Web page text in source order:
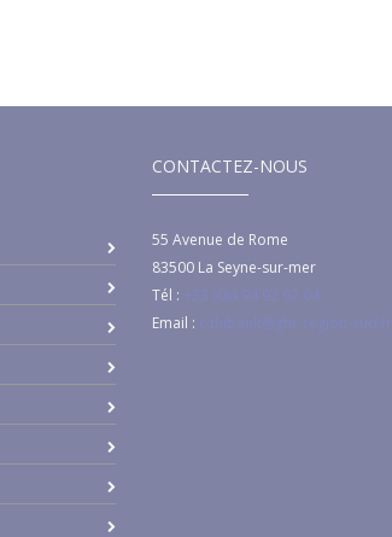
CONTACTEZ-NOUS
55 Avenue de Rome
83500 La Seyne-sur-mer
Tél : +33 (0)4 94 92 92 04
Email : c.thibault@ghr-region-sud.fr